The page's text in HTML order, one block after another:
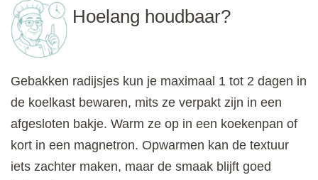
Hoelang houdbaar?
Gebakken radijsjes kun je maximaal 1 tot 2 dagen in
de koelkast bewaren, mits ze verpakt zijn in een
afgesloten bakje. Warm ze op in een koekenpan of
kort in een magnetron. Opwarmen kan de textuur
iets zachter maken, maar de smaak blijft goed